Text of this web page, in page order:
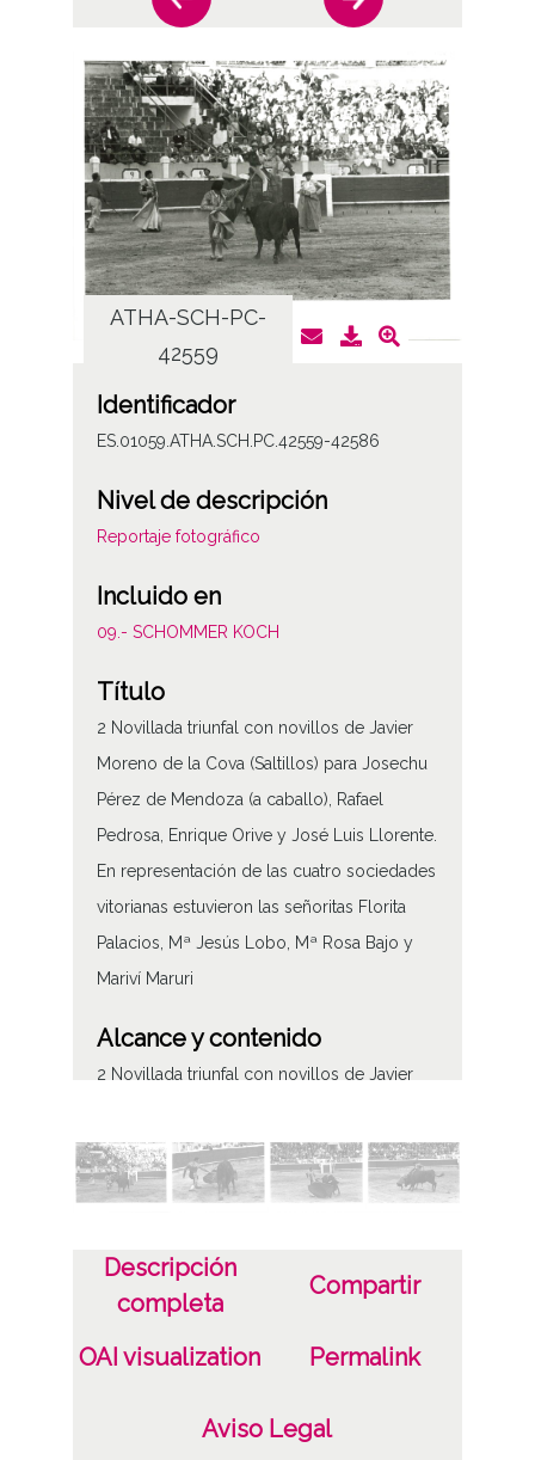
ATHA-SCH-PC-
42559
Identificador
ES.01059.ATHA.SCH.PC.42559-42586
Nivel de descripción
Reportaje fotográfico
Incluido en
09.- SCHOMMER KOCH
Título
2 Novillada triunfal con novillos de Javier
Moreno de la Cova (Saltillos) para Josechu
Pérez de Mendoza (a caballo), Rafael
Pedrosa, Enrique Orive y José Luis Llorente.
En representación de las cuatro sociedades
vitorianas estuvieron las señoritas Florita
Palacios, Mª Jesús Lobo, Mª Rosa Bajo y
Mariví Maruri
Alcance y contenido
2 Novillada triunfal con novillos de Javier
Pérez de Mendoza (a caballo), Rafael
Pedrosa, Enrique Orive y José Luis Llorente.
vitorianas estuvieron las señoritas Florita
Palacios, Mª Jesús Lobo, Mª Rosa Bajo y
Descripción
completa
Compartir
OAI visualization Permalink
Aviso Legal